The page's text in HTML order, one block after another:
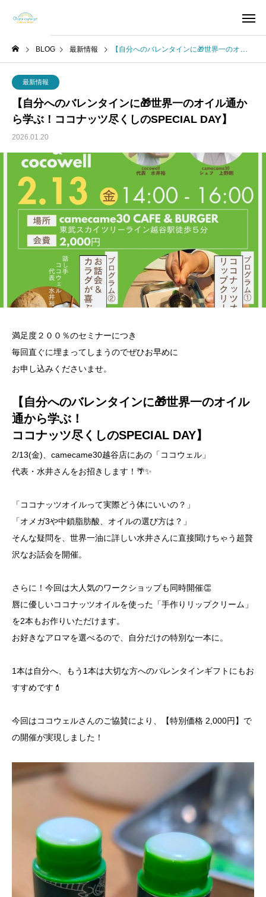
BLOG 最新情報 【自分へのバレンタインに🎁世界一のオイル通から学ぶ！ココナッツ尽くしのSPECIAL DAY】
最新情報
【自分へのバレンタインに🎁世界一のオイル通か
ら学ぶ！ココナッツ尽くしのSPECIAL DAY】
2026.01.20
満足度２００％のセミナーにつき
毎回直ぐに埋まってしまうのでぜひお早めに
お申し込みくださいませ。
【自分へのバレンタインに🎁世界一のオイル
通から学ぶ！
ココナッツ尽くしのSPECIAL DAY】
​2/13(金)、camecame30越谷店にあの「ココウェル」
代表・水井さんをお招きします！🌴✨
​「ココナッツオイルって実際どう体にいいの？」
「オメガ3や中鎖脂肪酸、オイルの選び方は？」
そんな疑問を、世界一油に詳しい水井さんに直接聞けちゃう超贅
沢なお話会を開催。
​さらに！今回は大人気のワークショップも同時開催👏
唇に優しいココナッツオイルを使った「手作りリップクリーム」
を2本もお作りいただけます。
お好きなアロマを選べるので、自分だけの特別な一本に。
1本は自分へ、もう1本は大切な方へのバレンタインギフトにもお
すすめです💄
​今回はココウェルさんのご協賛により、【特別価格 2,000円】で
の開催が実現しました！